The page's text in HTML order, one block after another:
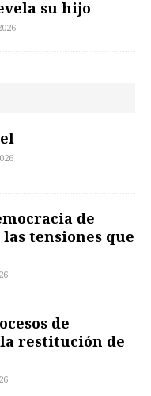
su hijo
de
las tensiones que
de
restitución de